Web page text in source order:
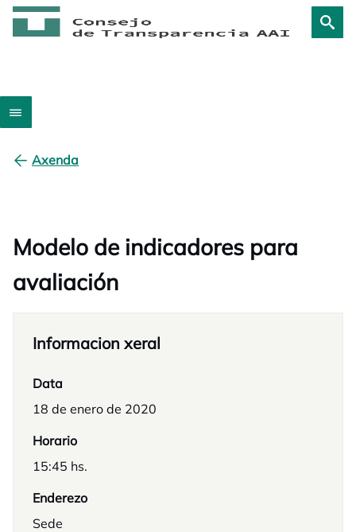
Axenda
Modelo de indicadores para
avaliación
Informacion xeral
Data
18 de enero de 2020
Horario
15:45 hs.
Enderezo
Sede